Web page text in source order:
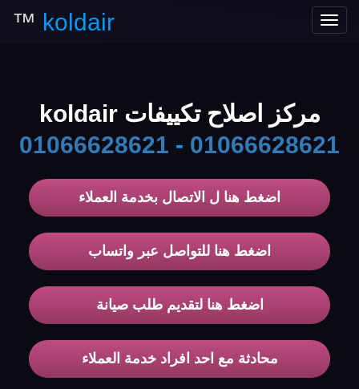
Toggle
koldair
™
مركز اصلاح تكييفات koldair
01066628621 - 01066628621
اضغط هنا ل الاتصال بخدمة العملاء
اضغط هنا للتواصل عبر واتساب
اضغط هنا لتقديم طلب صيانة
محادثة مع احد افراد خدمة العملاء